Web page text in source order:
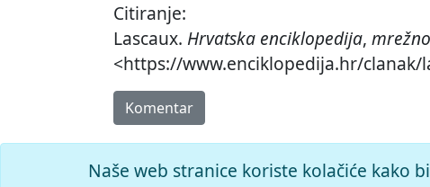
Citiranje:
Lascaux. Hrvatska enciklopedija,
<https://www.enciklopedija.hr/clanak/
Komentar
Naše web stranice koriste kolačiće kako